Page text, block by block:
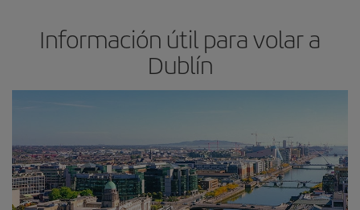
Información útil para volar a
Dublín